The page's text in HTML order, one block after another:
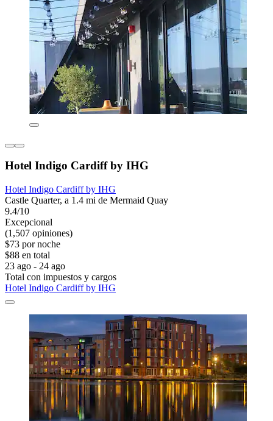
Hotel Indigo Cardiff by IHG
Hotel Indigo Cardiff by IHG
Castle Quarter, a 1.4 mi de Mermaid Quay
9.4/10
Excepcional
(1,507 opiniones)
$73 por noche
$88 en total
23 ago - 24 ago
Total con impuestos y cargos
Hotel Indigo Cardiff by IHG